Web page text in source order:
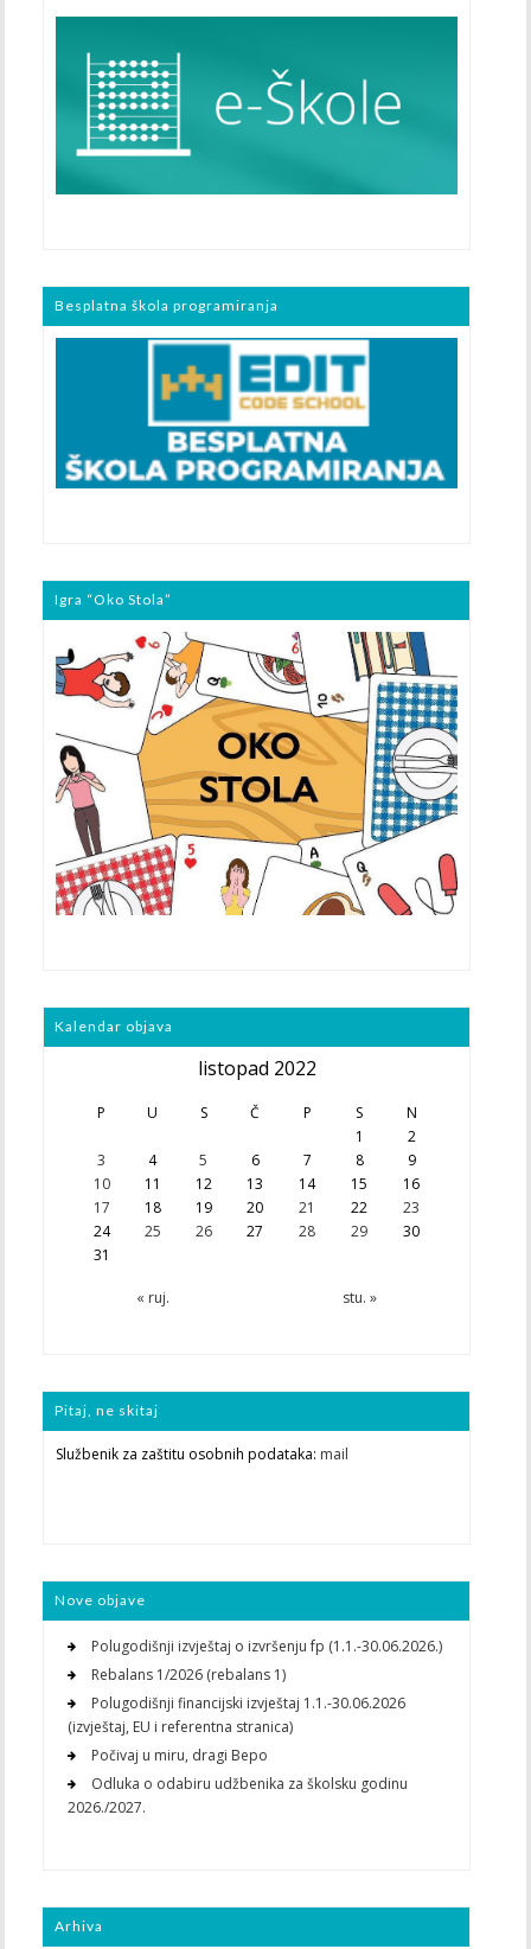
Besplatna škola programiranja
Igra “Oko Stola”
Kalendar objava
listopad 2022
P U S Č P S N
« ruj. stu. »
1
2
3
4 5 6 7 8
9
10
11 12 13 14 15
16
17
18 19 20 21 22
23
24
25 26 27 28 29
30
31
Pitaj, ne skitaj
Službenik za zaštitu osobnih podataka: mail
Nove objave
Polugodišnji izvještaj o izvršenju fp (1.1.-30.06.2026.)
Rebalans 1/2026 (rebalans 1)
Polugodišnji financijski izvještaj 1.1.-30.06.2026
(izvještaj, EU i referentna stranica)
Počivaj u miru, dragi Bepo
Odluka o odabiru udžbenika za školsku godinu
2026./2027.
Arhiva